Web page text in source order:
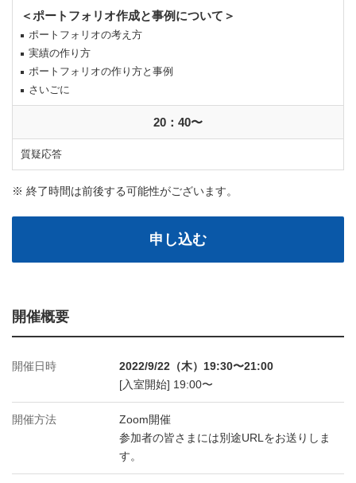
＜ポートフォリオ作成と事例について＞
ポートフォリオの考え方
実績の作り方
ポートフォリオの作り方と事例
さいごに
20：40〜
質疑応答
※ 終了時間は前後する可能性がございます。
申し込む
開催概要
開催日時
2022/9/22（木）19:30〜21:00
[入室開始] 19:00〜
開催方法
Zoom開催
参加者の皆さまには別途URLをお送りしま
す。